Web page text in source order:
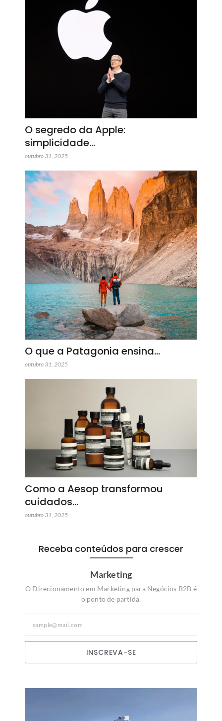
O segredo da Apple:
simplicidade…
outubro 31, 2025
O que a Patagonia ensina…
outubro 31, 2025
Como a Aesop transformou
cuidados…
outubro 31, 2025
Receba conteúdos para crescer
Marketing
O Direcionamento em Marketing para Negócios B2B é
o ponto de partida.
INSCREVA-SE